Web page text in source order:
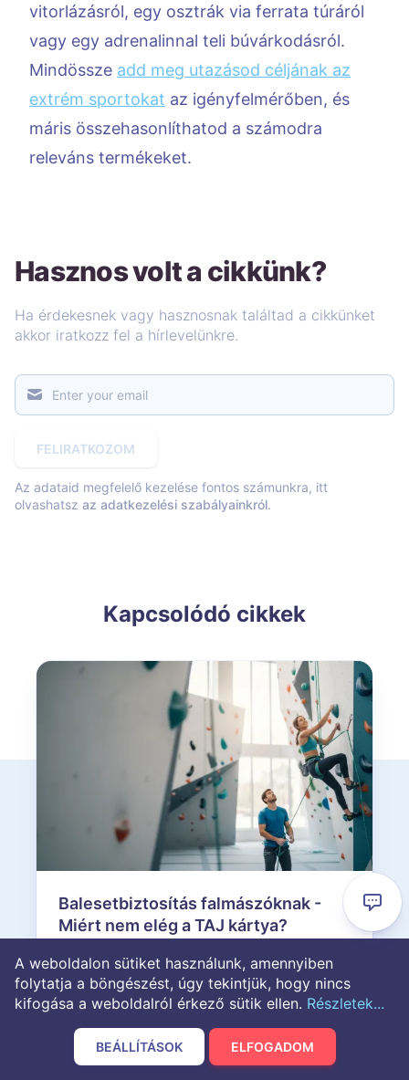
vitorlázásról, egy osztrák via ferrata túráról
vagy egy adrenalinnal teli búvárkodásról.
Mindössze add meg utazásod céljának az
extrém sportokat az igényfelmérőben, és
máris összehasonlíthatod a számodra
releváns termékeket.
Hasznos volt a cikkünk?
Ha érdekesnek vagy hasznosnak találtad a cikkünket
akkor iratkozz fel a hírlevelünkre.
FELIRATKOZOM
Az adataid megfelelő kezelése fontos számunkra, itt
olvashatsz az adatkezelési szabályainkról.
Kapcsolódó cikkek
Balesetbiztosítás falmászóknak -
Miért nem elég a TAJ kártya?
Miért nem elég a TAJ kártya
falmászóknak? Fedezd fel a
balesetbiztosítás előnyeit és hasonlítsd
Mássz biztonságban!
A weboldalon sütiket használunk, amennyiben
folytatja a böngészést, úgy tekintjük, hogy nincs
kifogása a weboldalról érkező sütik ellen. Részletek...
BEÁLLÍTÁSOK ELFOGADOM